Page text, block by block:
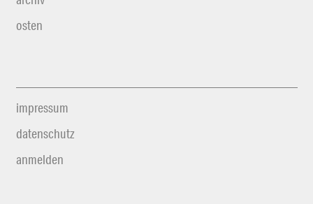
osten
impressum
datenschutz
anmelden